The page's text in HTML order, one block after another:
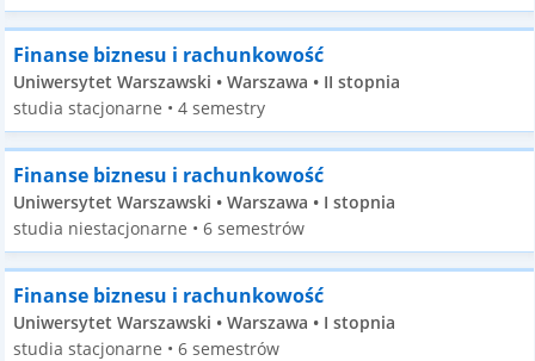
Finanse biznesu i rachunkowość
Uniwersytet Warszawski • Warszawa • II stopnia
studia stacjonarne • 4 semestry
Finanse biznesu i rachunkowość
Uniwersytet Warszawski • Warszawa • I stopnia
studia niestacjonarne • 6 semestrów
Finanse biznesu i rachunkowość
Uniwersytet Warszawski • Warszawa • I stopnia
studia stacjonarne • 6 semestrów